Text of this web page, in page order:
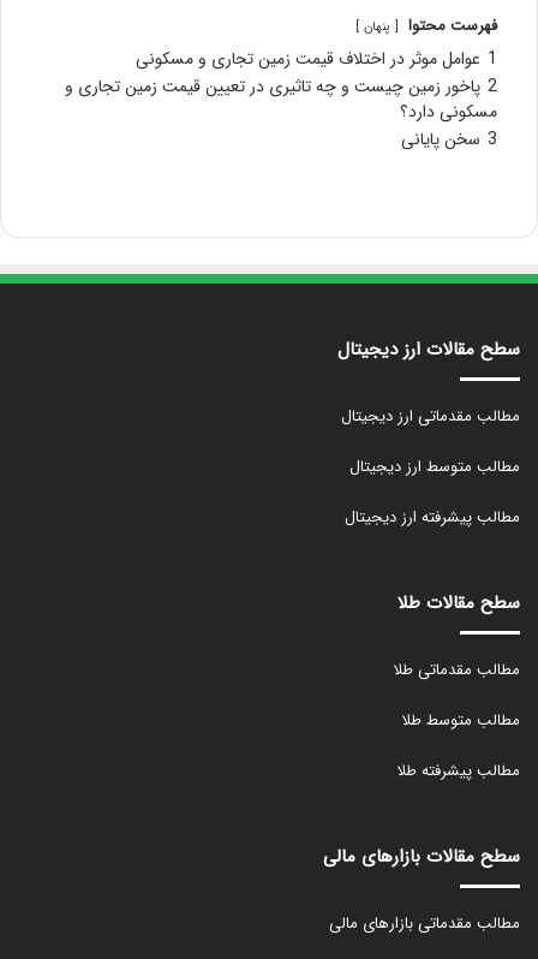
فهرست محتوا پنهان
1 عوامل موثر در اختلاف قیمت زمین تجاری و مسکونی
2 پاخور زمین چیست و چه تاثیری در تعیین قیمت زمین تجاری و
مسکونی دارد؟
3 سخن پایانی
سطح مقالات ارز دیجیتال
مطالب مقدماتی ارز دیجیتال
مطالب متوسط ارز دیجیتال
مطالب پیشرفته ارز دیجیتال
سطح مقالات طلا
مطالب مقدماتی طلا
مطالب متوسط طلا
مطالب پیشرفته طلا
سطح مقالات بازارهای مالی
مطالب مقدماتی بازارهای مالی